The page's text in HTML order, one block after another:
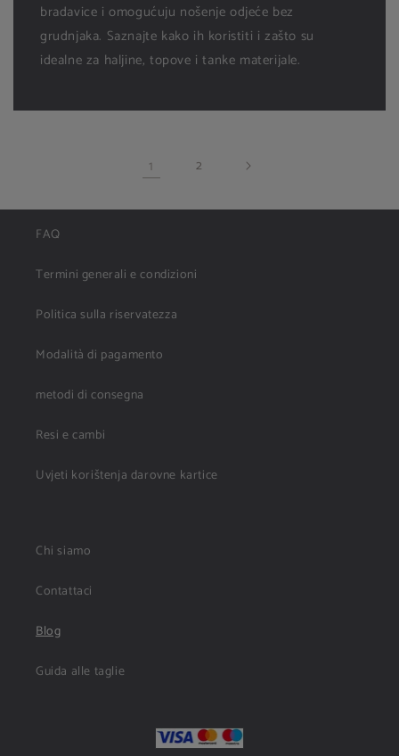
bradavice i omogućuju nošenje odjeće bez
grudnjaka. Saznajte kako ih koristiti i zašto su
idealne za haljine, topove i tanke materijale.
1 2
FAQ
Termini generali e condizioni
Politica sulla riservatezza
Modalità di pagamento
metodi di consegna
Resi e cambi
Uvjeti korištenja darovne kartice
Chi siamo
Contattaci
Blog
Guida alle taglie